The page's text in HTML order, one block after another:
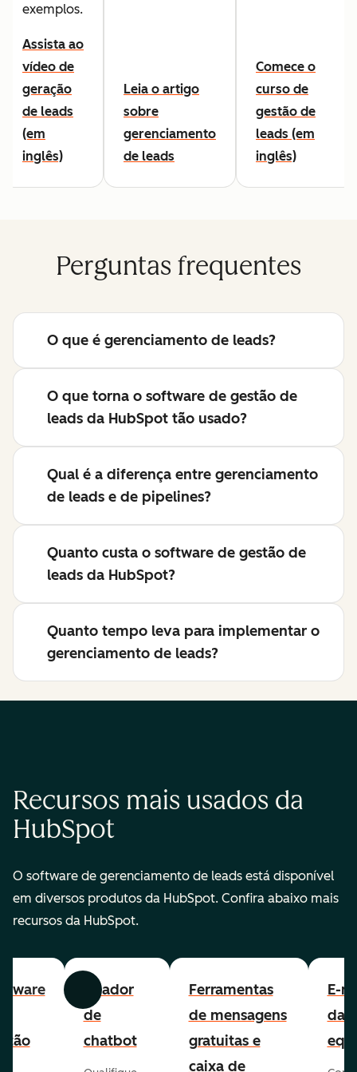
exemplos.
Assista ao
vídeo de
geração
de leads
(em
inglês)
Leia o artigo
sobre
gerenciamento
de leads
Comece o
curso de
gestão de
leads (em
inglês)
Perguntas frequentes
O que é gerenciamento de leads?
O que torna o software de gestão de
leads da HubSpot tão usado?
Qual é a diferença entre gerenciamento
de leads e de pipelines?
Quanto custa o software de gestão de
leads da HubSpot?
Quanto tempo leva para implementar o
gerenciamento de leads?
Recursos mais usados da
HubSpot
O software de gerenciamento de leads está disponível
em diversos produtos da HubSpot. Confira abaixo mais
recursos da HubSpot.
Anterior Avançar
Criador
de
chatbot
Ferramentas
de mensagens
gratuitas e
caixa de
E-
da